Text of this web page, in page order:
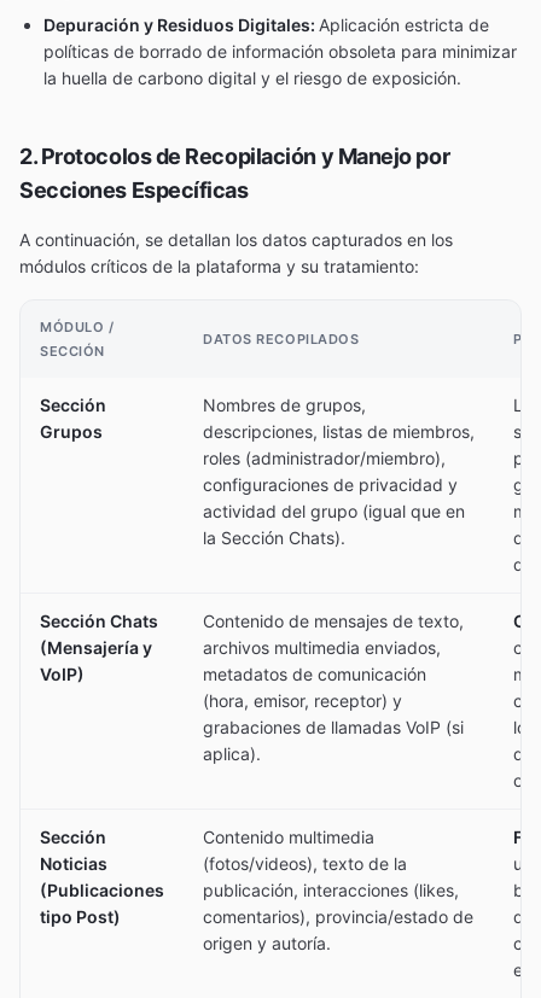
Depuración y Residuos Digitales: Aplicación estricta de
políticas de borrado de información obsoleta para minimizar
la huella de carbono digital y el riesgo de exposición.
2. Protocolos de Recopilación y Manejo por
Secciones Específicas
A continuación, se detallan los datos capturados en los
módulos críticos de la plataforma y su tratamiento:
MÓDULO /
SECCIÓN
DATOS RECOPILADOS
Sección
Grupos
Nombres de grupos,
descripciones, listas de miembros,
roles (administrador/miembro),
configuraciones de privacidad y
actividad del grupo (igual que en
la Sección Chats).
de
de
Sección Chats
(Mensajería y
VoIP)
Contenido de mensajes de texto,
archivos multimedia enviados,
metadatos de comunicación
(hora, emisor, receptor) y
grabaciones de llamadas VoIP (si
aplica).
de
Sección
Noticias
(Publicaciones
tipo Post)
Contenido multimedia
(fotos/videos), texto de la
publicación, interacciones (likes,
comentarios), provincia/estado de
origen y autoría.
un
de